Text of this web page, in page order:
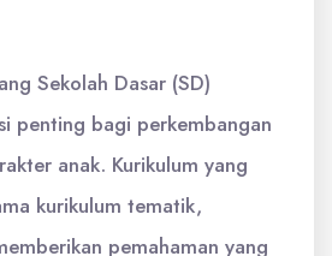
Sekolah Dasar (SD)
penting bagi perkembangan
anak. Kurikulum yang
kurikulum tematik,
pemahaman yang